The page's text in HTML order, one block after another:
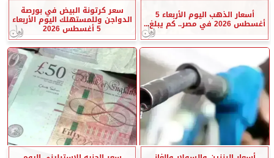
أسعار الذهب اليوم الأربعاء 5
أغسطس 2026 في مصر.. كم يبلغ...
سعر كرتونة البيض في بورصة
الدواجن وللمستهلك اليوم الأربعاء
5 أغسطس 2026